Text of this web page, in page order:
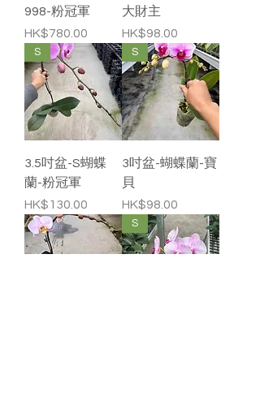
998-粉冠軍
價格
HK$780.00
大財主
價格
HK$98.00
S
3.5吋盆-S蝴蝶
蘭-粉冠軍
價格
HK$130.00
S
3吋盆-蝴蝶蘭-寶
貝
價格
HK$98.00
S